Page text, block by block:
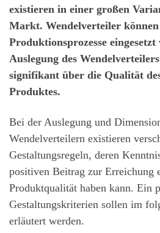
existieren in einer großen
Markt. Wendelverteiler
Produktionsprozesse
Auslegung des
signifikant über die Qualität
Produktes.
Bei der Auslegung und
Wendelverteilern existieren
Gestaltungsregeln, deren
positiven Beitrag zur Erreichung
Produktqualität haben kann. Ein
Gestaltungskriterien sollen im
erläutert werden.